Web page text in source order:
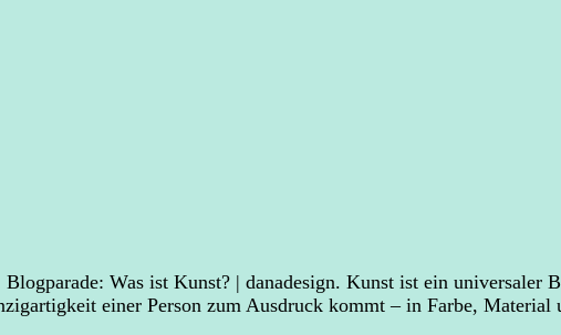
Was ist Kunst? | danadesign. Kunst ist ein universaler
einer Person zum Ausdruck kommt – in Farbe,